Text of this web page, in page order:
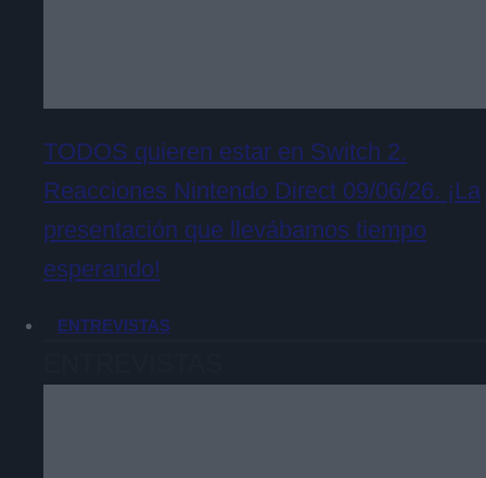
TODOS quieren estar en Switch 2.
Reacciones Nintendo Direct 09/06/26. ¡La
presentación que llevábamos tiempo
esperando!
ENTREVISTAS